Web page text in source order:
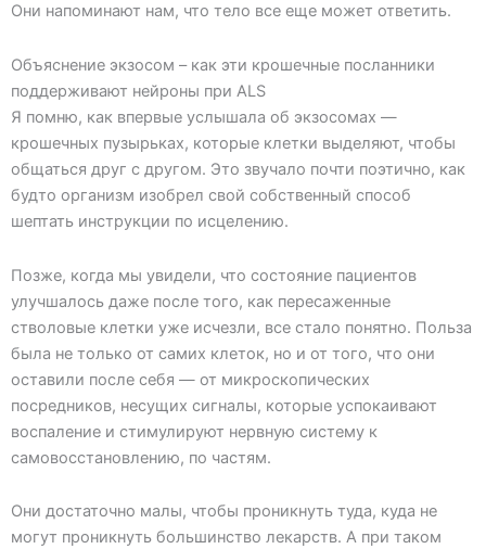
Они напоминают нам, что тело все еще может ответить.
Объяснение экзосом – как эти крошечные посланники
поддерживают нейроны при ALS
Я помню, как впервые услышала об экзосомах —
крошечных пузырьках, которые клетки выделяют, чтобы
общаться друг с другом. Это звучало почти поэтично, как
будто организм изобрел свой собственный способ
шептать инструкции по исцелению.
Позже, когда мы увидели, что состояние пациентов
улучшалось даже после того, как пересаженные
стволовые клетки уже исчезли, все стало понятно. Польза
была не только от самих клеток, но и от того, что они
оставили после себя — от микроскопических
посредников, несущих сигналы, которые успокаивают
воспаление и стимулируют нервную систему к
самовосстановлению, по частям.
Они достаточно малы, чтобы проникнуть туда, куда не
могут проникнуть большинство лекарств. А при таком